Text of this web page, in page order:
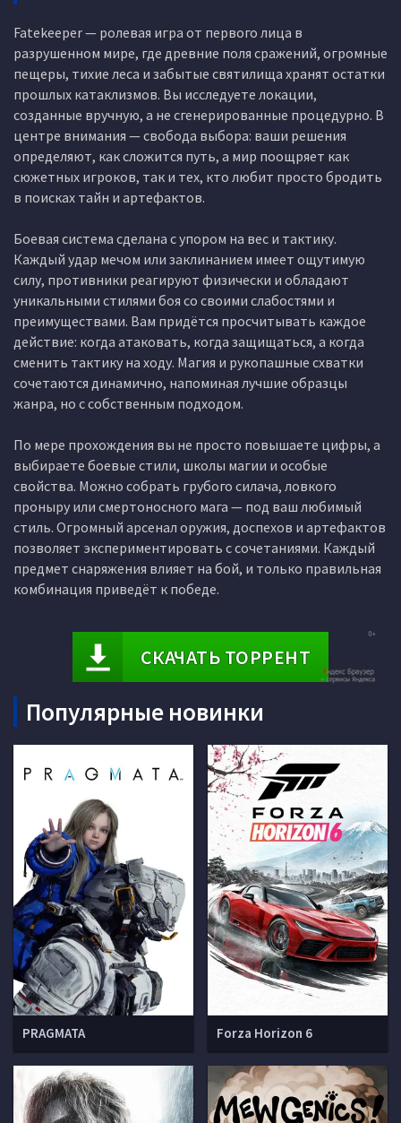
Fatekeeper — ролевая игра от первого лица в
разрушенном мире, где древние поля сражений, огромные
пещеры, тихие леса и забытые святилища хранят остатки
прошлых катаклизмов. Вы исследуете локации,
созданные вручную, а не сгенерированные процедурно. В
центре внимания — свобода выбора: ваши решения
определяют, как сложится путь, а мир поощряет как
сюжетных игроков, так и тех, кто любит просто бродить
в поисках тайн и артефактов.
Боевая система сделана с упором на вес и тактику.
Каждый удар мечом или заклинанием имеет ощутимую
силу, противники реагируют физически и обладают
уникальными стилями боя со своими слабостями и
преимуществами. Вам придётся просчитывать каждое
действие: когда атаковать, когда защищаться, а когда
сменить тактику на ходу. Магия и рукопашные схватки
сочетаются динамично, напоминая лучшие образцы
жанра, но с собственным подходом.
По мере прохождения вы не просто повышаете цифры, а
выбираете боевые стили, школы магии и особые
свойства. Можно собрать грубого силача, ловкого
проныру или смертоносного мага — под ваш любимый
стиль. Огромный арсенал оружия, доспехов и артефактов
позволяет экспериментировать с сочетаниями. Каждый
предмет снаряжения влияет на бой, и только правильная
комбинация приведёт к победе.
СКАЧАТЬ ТОРРЕНТ
Популярные новинки
PRAGMATA Forza Horizon 6